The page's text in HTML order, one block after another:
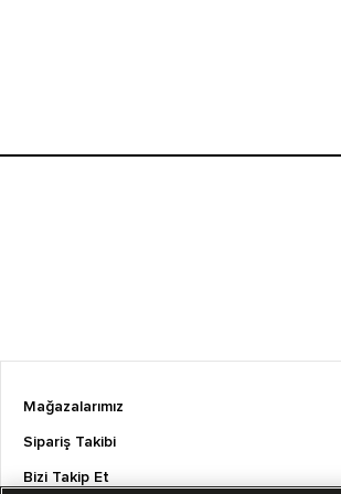
Mağazalarımız
Sipariş Takibi
Bizi Takip Et